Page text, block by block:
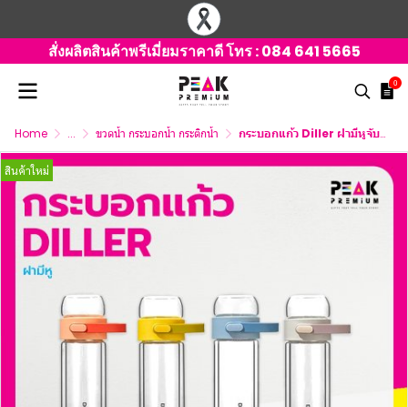
สั่งผลิตสินค้าพรีเมี่ยมราคาดี โทร :084 641 5665
0
Home ... ขวดน้ำ กระบอกน้ำ กระติกน้ำ กระบอกแก้ว Diller ฝามีหูจับ พร้อมที่กรองชา ขนาด 250 ml.
สินค้าใหม่